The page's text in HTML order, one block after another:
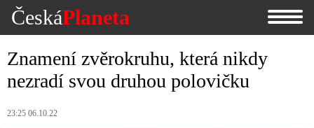
ČeskáPlaneta
Znamení zvěrokruhu, která nikdy
nezradí svou druhou polovičku
23:25 06.10.22